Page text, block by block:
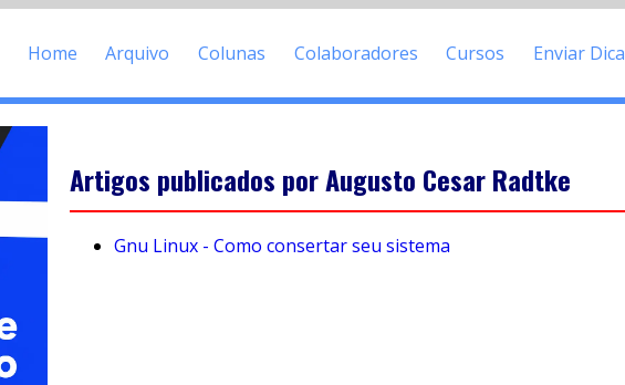
Home Arquivo Colunas Colaboradores Cursos Enviar Dica
Artigos publicados por Augusto Cesar Radtke
Gnu Linux - Como consertar seu sistema